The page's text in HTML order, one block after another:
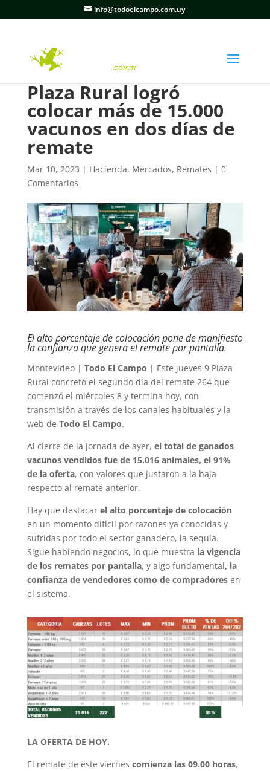
info@todoelcampo.com.uy
Plaza Rural logró
colocar más de 15.000
vacunos en dos días de
remate
Mar 10, 2023 | Hacienda, Mercados, Remates | 0
Comentarios
El alto porcentaje de colocación pone de manifiesto
la confianza que genera el remate por pantalla.
Montevideo | Todo El Campo | Este jueves 9 Plaza
Rural concretó el segundo día del remate 264 que
comenzó el miércoles 8 y termina hoy, con
transmisión a través de los canales habituales y la
web de Todo El Campo.
Al cierre de la jornada de ayer, el total de ganados
vacunos vendidos fue de 15.016 animales, el 91%
de la oferta, con valores que justaron a la baja
respecto al remate anterior.
Hay que destacar el alto porcentaje de colocación
en un momento difícil por razones ya conocidas y
sufridas por todo el sector ganadero, la sequía.
Sigue habiendo negocios, lo que muestra la vigencia
de los remates por pantalla, y algo fundamental, la
confianza de vendedores como de compradores en
el sistema.
LA OFERTA DE HOY.
El remate de este viernes comienza las 09.00 horas,